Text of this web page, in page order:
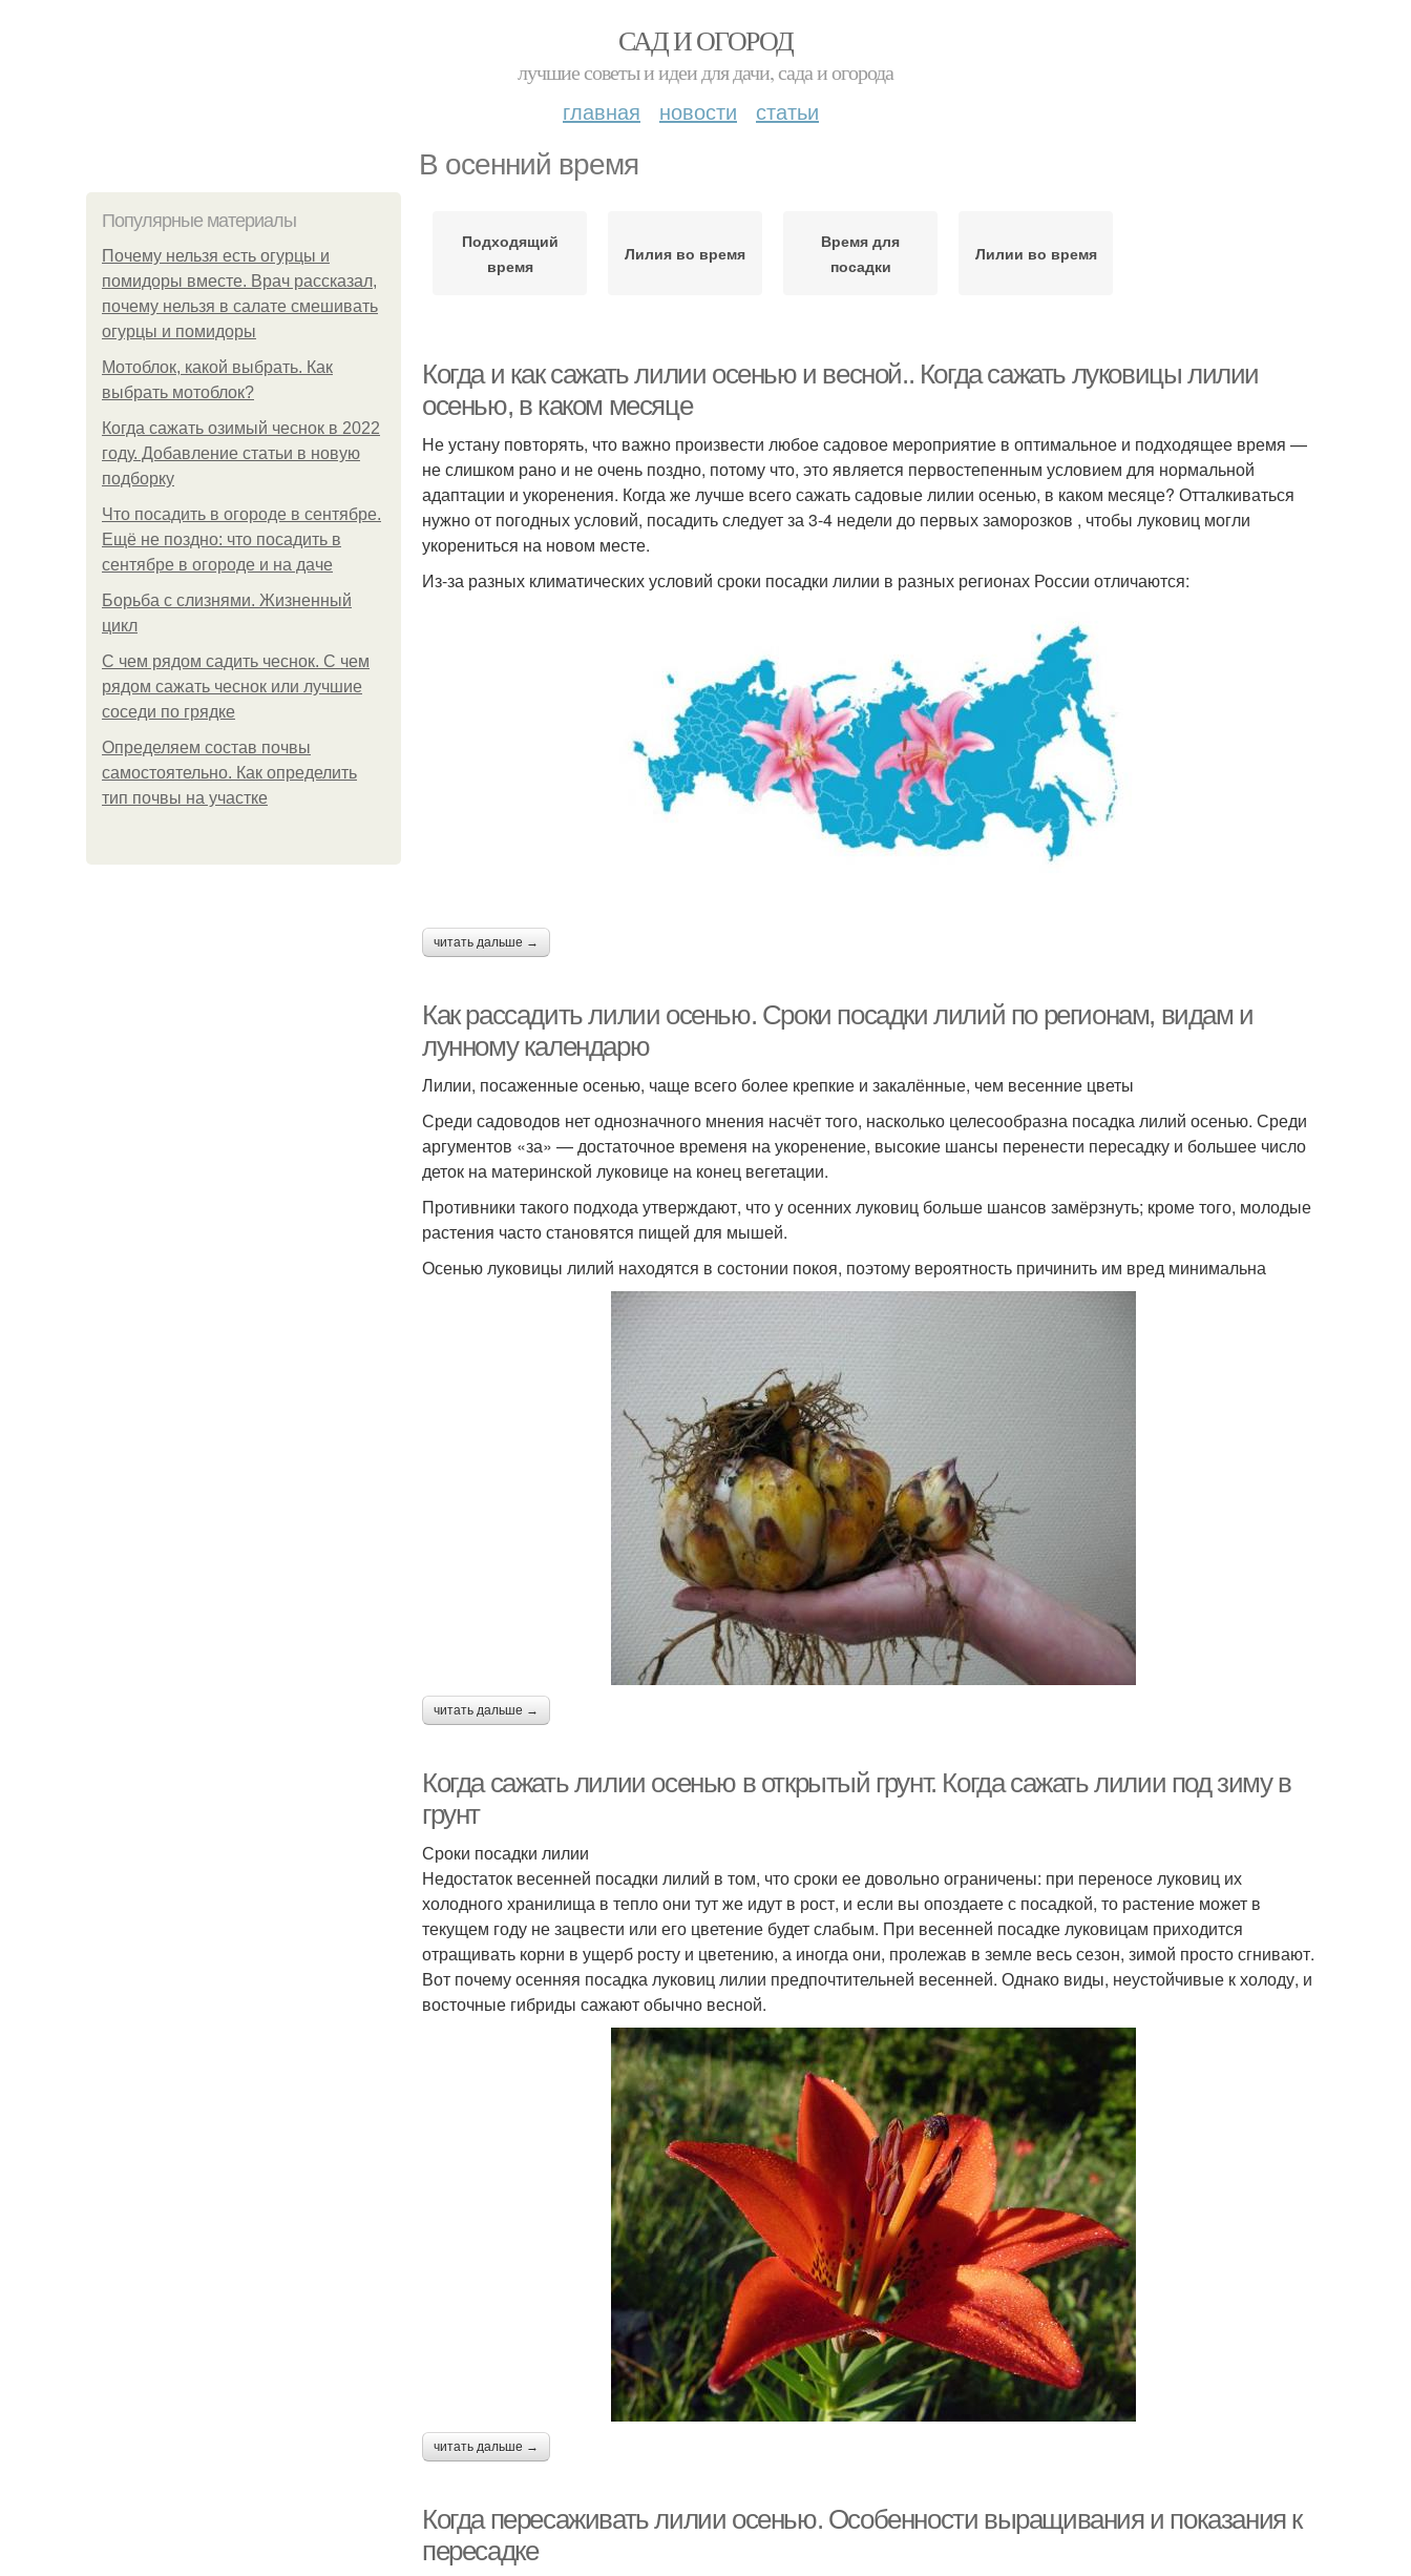
САД И ОГОРОД
лучшие советы и идеи для дачи, сада и огорода
главная новости статьи
В осенний время
Популярные материалы
Почему нельзя есть огурцы и
помидоры вместе. Врач рассказал,
почему нельзя в салате смешивать
огурцы и помидоры
Мотоблок, какой выбрать. Как
выбрать мотоблок?
Когда сажать озимый чеснок в 2022
году. Добавление статьи в новую
подборку
Что посадить в огороде в сентябре.
Ещё не поздно: что посадить в
сентябре в огороде и на даче
Борьба с слизнями. Жизненный
цикл
С чем рядом садить чеснок. С чем
рядом сажать чеснок или лучшие
соседи по грядке
Определяем состав почвы
самостоятельно. Как определить
тип почвы на участке
Подходящий
время
Лилия во время
Время для
посадки
Лилии во время
Когда и как сажать лилии осенью и весной.. Когда сажать луковицы лилии
осенью, в каком месяце
Не устану повторять, что важно произвести любое садовое мероприятие в оптимальное и подходящее время —
не слишком рано и не очень поздно, потому что, это является первостепенным условием для нормальной
адаптации и укоренения. Когда же лучше всего сажать садовые лилии осенью, в каком месяце? Отталкиваться
нужно от погодных условий, посадить следует за 3-4 недели до первых заморозков , чтобы луковиц могли
укорениться на новом месте.
Из-за разных климатических условий сроки посадки лилии в разных регионах России отличаются:
читать дальше →
Как рассадить лилии осенью. Сроки посадки лилий по регионам, видам и
лунному календарю
Лилии, посаженные осенью, чаще всего более крепкие и закалённые, чем весенние цветы
Среди садоводов нет однозначного мнения насчёт того, насколько целесообразна посадка лилий осенью. Среди
аргументов «за» — достаточное временя на укоренение, высокие шансы перенести пересадку и большее число
деток на материнской луковице на конец вегетации.
Противники такого подхода утверждают, что у осенних луковиц больше шансов замёрзнуть; кроме того, молодые
растения часто становятся пищей для мышей.
Осенью луковицы лилий находятся в состонии покоя, поэтому вероятность причинить им вред минимальна
читать дальше →
Когда сажать лилии осенью в открытый грунт. Когда сажать лилии под зиму в
грунт
Сроки посадки лилии
Недостаток весенней посадки лилий в том, что сроки ее довольно ограничены: при переносе луковиц их
холодного хранилища в тепло они тут же идут в рост, и если вы опоздаете с посадкой, то растение может в
текущем году не зацвести или его цветение будет слабым. При весенней посадке луковицам приходится
отращивать корни в ущерб росту и цветению, а иногда они, пролежав в земле весь сезон, зимой просто сгнивают.
Вот почему осенняя посадка луковиц лилии предпочтительней весенней. Однако виды, неустойчивые к холоду, и
восточные гибриды сажают обычно весной.
читать дальше →
Когда пересаживать лилии осенью. Особенности выращивания и показания к
пересадке